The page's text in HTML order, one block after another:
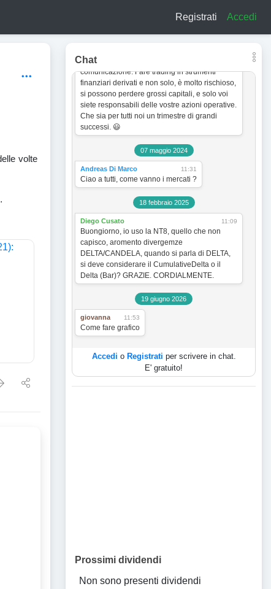
Registrati Accedi
volte
Chat
In quanto tale non vogliono incentivare in
cambiamento senza obbligo di preventiva
comunicazione. Fare trading in strumenti
finanziari derivati e non solo, è molto rischioso,
si possono perdere grossi capitali, e solo voi
siete responsabili delle vostre azioni operative.
Che sia per tutti noi un trimestre di grandi
successi. 😃
07 maggio 2024
Andreas Di Marco 11:31
Ciao a tutti, come vanno i mercati ?
18 febbraio 2025
Diego Cusato 11:09
Buongiorno, io uso la NT8, quello che non
capisco, aromento divergemze
DELTA/CANDELA, quando si parla di DELTA,
si deve considerare il CumulativeDelta o il
Delta (Bar)? GRAZIE. CORDIALMENTE.
19 giugno 2026
giovanna 11:53
Come fare grafico
Accedi o Registrati per scrivere in chat.
E' gratuito!
Prossimi dividendi
Non sono presenti dividendi